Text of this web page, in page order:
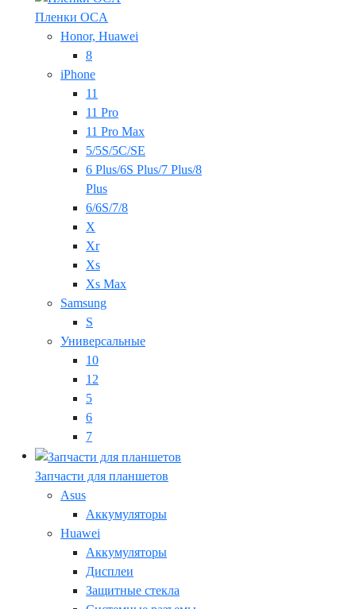
Пленки OCA
Honor, Huawei
8
iPhone
11
11 Pro
11 Pro Max
5/5S/5C/SE
6 Plus/6S Plus/7 Plus/8
Plus
6/6S/7/8
X
Xr
Xs
Xs Max
Samsung
S
Универсальные
10
12
5
6
7
Запчасти для планшетов
Asus
Аккумуляторы
Huawei
Аккумуляторы
Дисплеи
Защитные стекла